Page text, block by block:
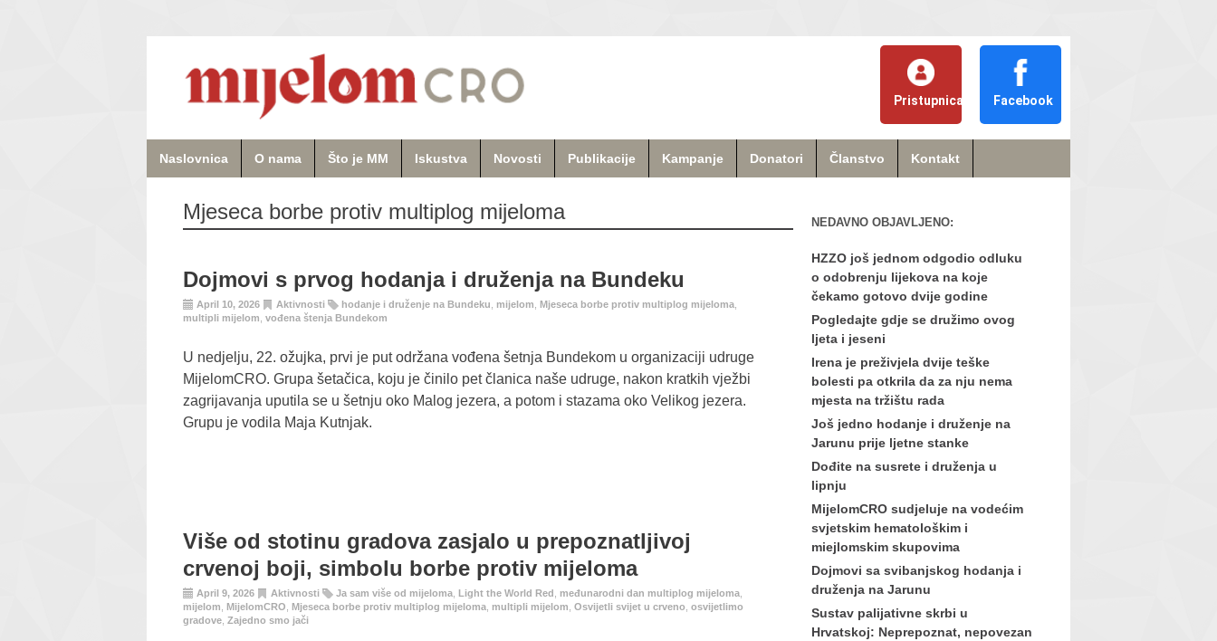
Pristupnica Facebook
Naslovnica O nama Što je MM Iskustva Novosti Publikacije Kampanje Donatori Članstvo Kontakt
Mjeseca borbe protiv multiplog mijeloma
Dojmovi s prvog hodanja i druženja na Bundeku
April 10, 2026 Aktivnosti hodanje i druženje na Bundeku mijelom Mjeseca borbe protiv multiplog mijeloma
multipli mijelom vođena štenja Bundekom
U nedjelju, 22. ožujka, prvi je put održana vođena šetnja Bundekom u organizaciji udruge
MijelomCRO. Grupa šetačica, koju je činilo pet članica naše udruge, nakon kratkih vježbi
zagrijavanja uputila se u šetnju oko Malog jezera, a potom i stazama oko Velikog jezera.
Grupu je vodila Maja Kutnjak.
Više od stotinu gradova zasjalo u prepoznatljivoj
crvenoj boji, simbolu borbe protiv mijeloma
April 9, 2026 Aktivnosti Ja sam više od mijeloma Light the World Red međunarodni dan multiplog mijeloma
mijelom
MijelomCRO Mjeseca borbe protiv multiplog mijeloma multipli mijelom Osvijetli svijet u crveno osvijetlimo
gradove Zajedno smo jači
NEDAVNO OBJAVLJENO:
HZZO još jednom odgodio odluku
o odobrenju lijekova na koje
čekamo gotovo dvije godine
Pogledajte gdje se družimo ovog
ljeta i jeseni
Irena je preživjela dvije teške
bolesti pa otkrila da za nju nema
mjesta na tržištu rada
Još jedno hodanje i druženje na
Jarunu prije ljetne stanke
Dođite na susrete i druženja u
lipnju
MijelomCRO sudjeluje na vodećim
svjetskim hematološkim i
miejlomskim skupovima
Dojmovi sa svibanjskog hodanja i
druženja na Jarunu
Sustav palijativne skrbi u
Hrvatskoj: Neprepoznat, nepovezan